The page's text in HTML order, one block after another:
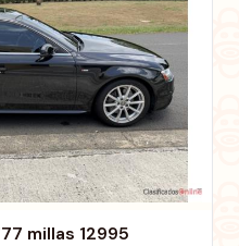
millas 12995